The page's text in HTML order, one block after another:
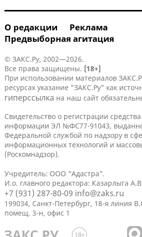
О редакции
Реклама
Предвыборная агитация
© ЗАКС.Ру, 2002—2026.
Все права защищены. [18+]
При использовании материалов
ресурсах указание "ЗАКС.Ру" как
гиперссылка на наш сайт
Свидетельство о регистрации
информации ЭЛ №ФС77-91043,
Федеральной службой по надзору в
информационных технологий и
(Роскомнадзор).
Учредитель: ООО "Адастра".
И.о. главного редактора: Казарлыга
+7 (931) 287-80-09 info@zaks.ru
199034, Санкт-Петербург, 18-я линия
помещ. 3-н, офис 1